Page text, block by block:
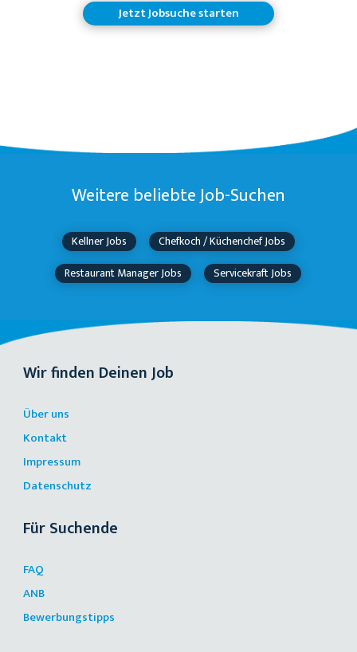
Jetzt Jobsuche starten
Weitere beliebte Job-Suchen
Kellner Jobs
Chefkoch / Küchenchef Jobs
Restaurant Manager Jobs
Servicekraft Jobs
Wir finden Deinen Job
Über uns
Kontakt
Impressum
Datenschutz
Für Suchende
FAQ
ANB
Bewerbungstipps